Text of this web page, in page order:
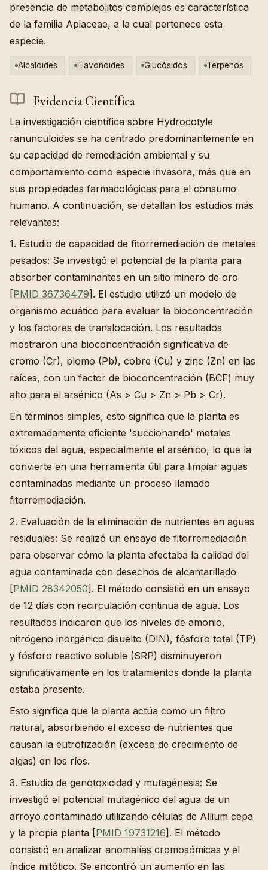
presencia de metabolitos complejos es característica
de la familia Apiaceae, a la cual pertenece esta
especie.
Alcaloides Flavonoides Glucósidos Terpenos
Evidencia Científica
La investigación científica sobre Hydrocotyle
ranunculoides se ha centrado predominantemente en
su capacidad de remediación ambiental y su
comportamiento como especie invasora, más que en
sus propiedades farmacológicas para el consumo
humano. A continuación, se detallan los estudios más
relevantes:
1. Estudio de capacidad de fitorremediación de metales
pesados: Se investigó el potencial de la planta para
absorber contaminantes en un sitio minero de oro
[PMID 36736479]. El estudio utilizó un modelo de
organismo acuático para evaluar la bioconcentración
y los factores de translocación. Los resultados
mostraron una bioconcentración significativa de
cromo (Cr), plomo (Pb), cobre (Cu) y zinc (Zn) en las
raíces, con un factor de bioconcentración (BCF) muy
alto para el arsénico (As > Cu > Zn > Pb > Cr).
En términos simples, esto significa que la planta es
extremadamente eficiente 'succionando' metales
tóxicos del agua, especialmente el arsénico, lo que la
convierte en una herramienta útil para limpiar aguas
contaminadas mediante un proceso llamado
fitorremediación.
2. Evaluación de la eliminación de nutrientes en aguas
residuales: Se realizó un ensayo de fitorremediación
para observar cómo la planta afectaba la calidad del
agua contaminada con desechos de alcantarillado
[PMID 28342050]. El método consistió en un ensayo
de 12 días con recirculación continua de agua. Los
resultados indicaron que los niveles de amonio,
nitrógeno inorgánico disuelto (DIN), fósforo total (TP)
y fósforo reactivo soluble (SRP) disminuyeron
significativamente en los tratamientos donde la planta
estaba presente.
Esto significa que la planta actúa como un filtro
natural, absorbiendo el exceso de nutrientes que
causan la eutrofización (exceso de crecimiento de
algas) en los ríos.
3. Estudio de genotoxicidad y mutagénesis: Se
investigó el potencial mutagénico del agua de un
arroyo contaminado utilizando células de Allium cepa
y la propia planta [PMID 19731216]. El método
consistió en analizar anomalías cromosómicas y el
índice mitótico. Se encontró un aumento en las